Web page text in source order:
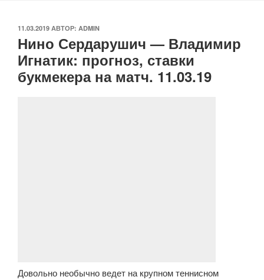
ОПУБЛИКОВАНО
11.03.2019 АВТОР: ADMIN
Нино Сердарушич — Владимир
Игнатик: прогноз, ставки
букмекера на матч. 11.03.19
Довольно необычно ведет на крупном теннисном